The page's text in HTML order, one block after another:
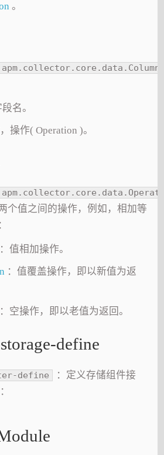
。
名。
操作( Operation )。
个值之间的操作，例如，相加等
：值相加操作。
：值覆盖操作，即以新值为返
：空操作，即以老值为返回。
define
define
：定义存储组件接